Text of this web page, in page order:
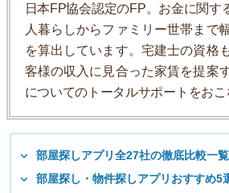
日本FP協会認定のFP。お金に関す
人暮らしからファミリー世帯まで
を算出しています。宅建士の資格
客様の収入に見合った家賃を提案
についてのトータルサポートをおこ
部屋探しアプリ全27社の徹底比較一覧
部屋探し・物件探しアプリおすすめ5